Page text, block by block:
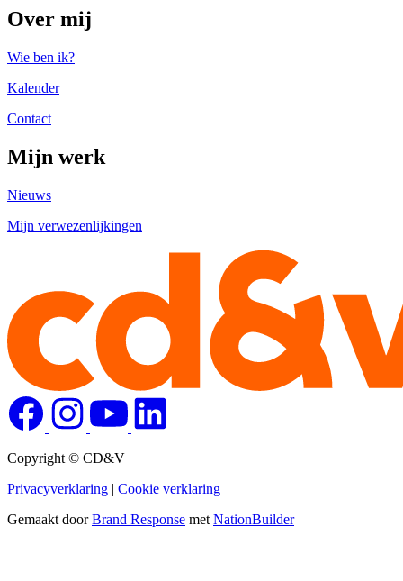
Over mij
Wie ben ik?
Kalender
Contact
Mijn werk
Nieuws
Mijn verwezenlijkingen
Copyright © CD&V
Privacyverklaring | Cookie verklaring
Gemaakt doorBrand Response met NationBuilder